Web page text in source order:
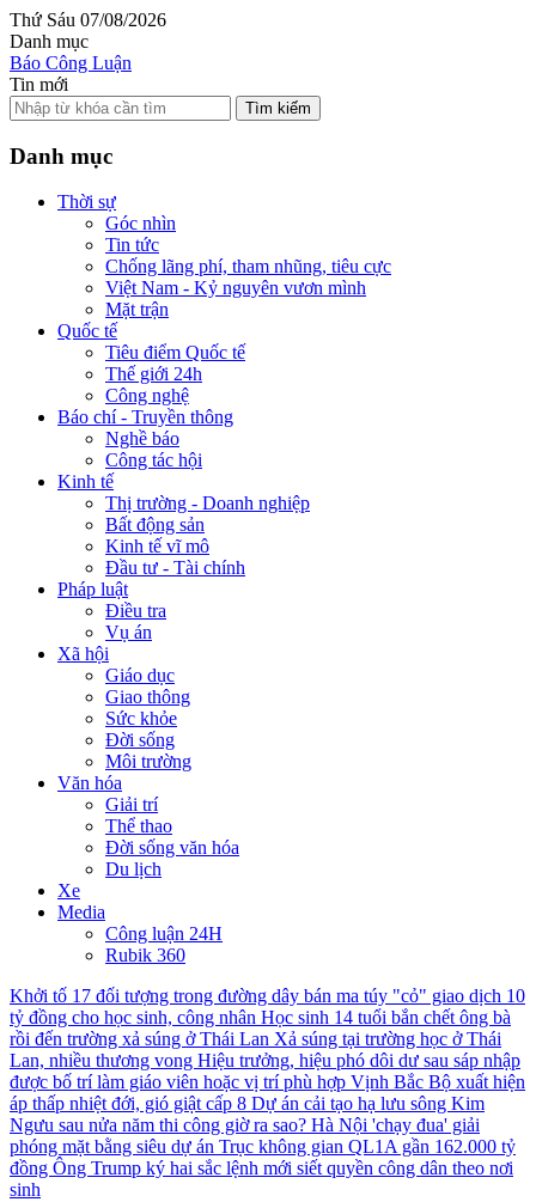
Thứ Sáu 07/08/2026
Danh mục
Báo Công Luận
Tin mới
Tìm kiếm
Danh mục
Thời sự
Góc nhìn
Tin tức
Chống lãng phí, tham nhũng, tiêu cực
Việt Nam - Kỷ nguyên vươn mình
Mặt trận
Quốc tế
Tiêu điểm Quốc tế
Thế giới 24h
Công nghệ
Báo chí - Truyền thông
Nghề báo
Công tác hội
Kinh tế
Thị trường - Doanh nghiệp
Bất động sản
Kinh tế vĩ mô
Đầu tư - Tài chính
Pháp luật
Điều tra
Vụ án
Xã hội
Giáo dục
Giao thông
Sức khỏe
Đời sống
Môi trường
Văn hóa
Giải trí
Thể thao
Đời sống văn hóa
Du lịch
Xe
Media
Công luận 24H
Rubik 360
Khởi tố 17 đối tượng trong đường dây bán ma túy "cỏ" giao dịch 10
tỷ đồng cho học sinh, công nhân Học sinh 14 tuổi bắn chết ông bà
rồi đến trường xả súng ở Thái Lan Xả súng tại trường học ở Thái
Lan, nhiều thương vong Hiệu trưởng, hiệu phó dôi dư sau sáp nhập
được bố trí làm giáo viên hoặc vị trí phù hợp Vịnh Bắc Bộ xuất hiện
áp thấp nhiệt đới, gió giật cấp 8 Dự án cải tạo hạ lưu sông Kim
Ngưu sau nửa năm thi công giờ ra sao? Hà Nội 'chạy đua' giải
phóng mặt bằng siêu dự án Trục không gian QL1A gần 162.000 tỷ
đồng Ông Trump ký hai sắc lệnh mới siết quyền công dân theo nơi
sinh